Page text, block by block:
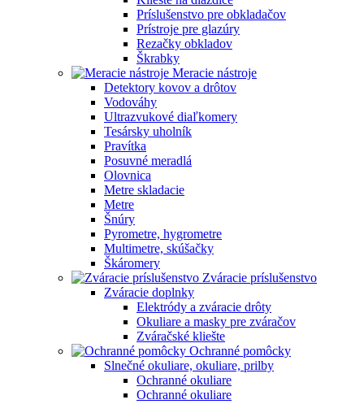
Príslušenstvo pre obkladačov
Prístroje pre glazúry
Rezačky obkladov
Škrabky
Meracie nástroje
Detektory kovov a drôtov
Vodováhy
Ultrazvukové diaľkomery
Tesársky uholník
Pravítka
Posuvné meradlá
Olovnica
Metre skladacie
Metre
Šnúry
Pyrometre, hygrometre
Multimetre, skúšačky
Škáromery
Zváracie príslušenstvo
Zváracie doplnky
Elektródy a zváracie drôty
Okuliare a masky pre zváračov
Zváračské kliešte
Ochranné pomôcky
Slnečné okuliare, okuliare, prilby
Ochranné okuliare
Ochranné okuliare